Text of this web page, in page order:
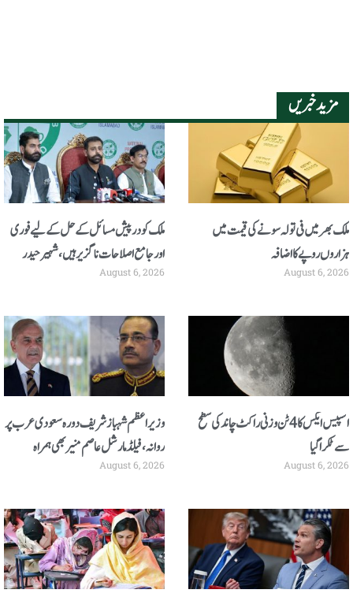
مزید خبریں
ملک کو درپیش مسائل کے حل کے لیے فوری
اور جامع اصلاحات ناگزیر ہیں، شہیر حیدر
سیالوی
August 6, 2026
ملک بھر میں فی تولہ سونے کی قیمت میں
ہزاروں روپے کا اضافہ
August 6, 2026
وزیر اعظم شہباز شریف دورہ سعودی عرب پر
روانہ، فیلڈ مارشل عاصم منیر بھی ہمراہ
August 6, 2026
اسپیس ایکس کا 4 ٹن وزنی راکٹ چاند کی سطح
سے ٹکرا گیا
August 6, 2026